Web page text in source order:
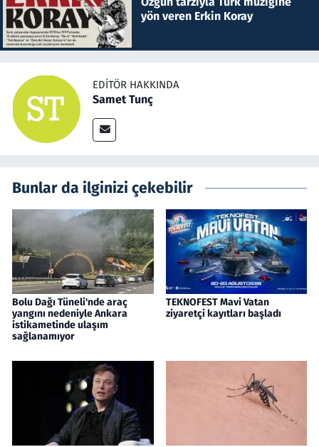
yön veren Erkin Koray
EDITÖR HAKKINDA
Samet Tunç
Bunlar da ilginizi çekebilir
Bolu Dağı Tüneli'nde araç
yangını nedeniyle Ankara
istikametinde ulaşım
sağlanamıyor
TEKNOFEST Mavi Vatan
ziyaretçi kayıtları başladı